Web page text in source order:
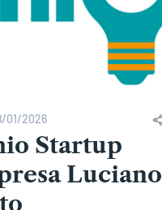
01/2026
Startup
Luciano